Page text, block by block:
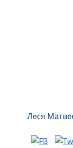
Леся